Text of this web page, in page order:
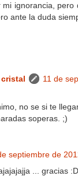
mi ignorancia,
ante la duda
cristal
11 de
no se si te
soperas. ;)
septiembre de
... gracias :D